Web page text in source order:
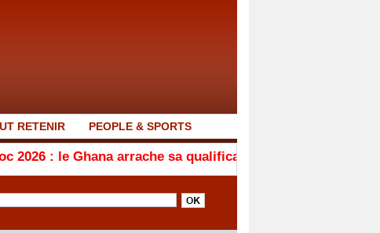
RETENIR PEOPLE & SPORTS
arrache sa qualification en quarts de finale après son